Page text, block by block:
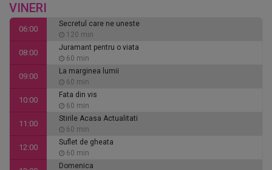
VINERI
06:00
Secretul care ne uneste
120 min
08:00
Juramant pentru o viata
60 min
09:00
La marginea lumii
60 min
10:00
Fata din vis
60 min
11:00
Stirile Acasa Actualitati
60 min
12:00
Suflet de gheata
60 min
Domenica